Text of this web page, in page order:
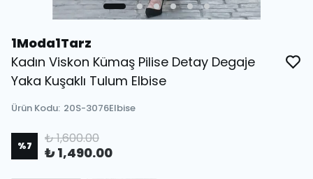
1Moda1Tarz
Kadın Viskon Kümaş Pilise Detay Degaje
Yaka Kuşaklı Tulum Elbise
Ürün Kodu: 20S-3076Elbise
%7 ₺ 1,600.00
₺ 1,490.00